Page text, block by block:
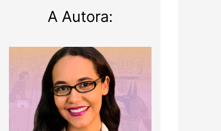
A Autora: